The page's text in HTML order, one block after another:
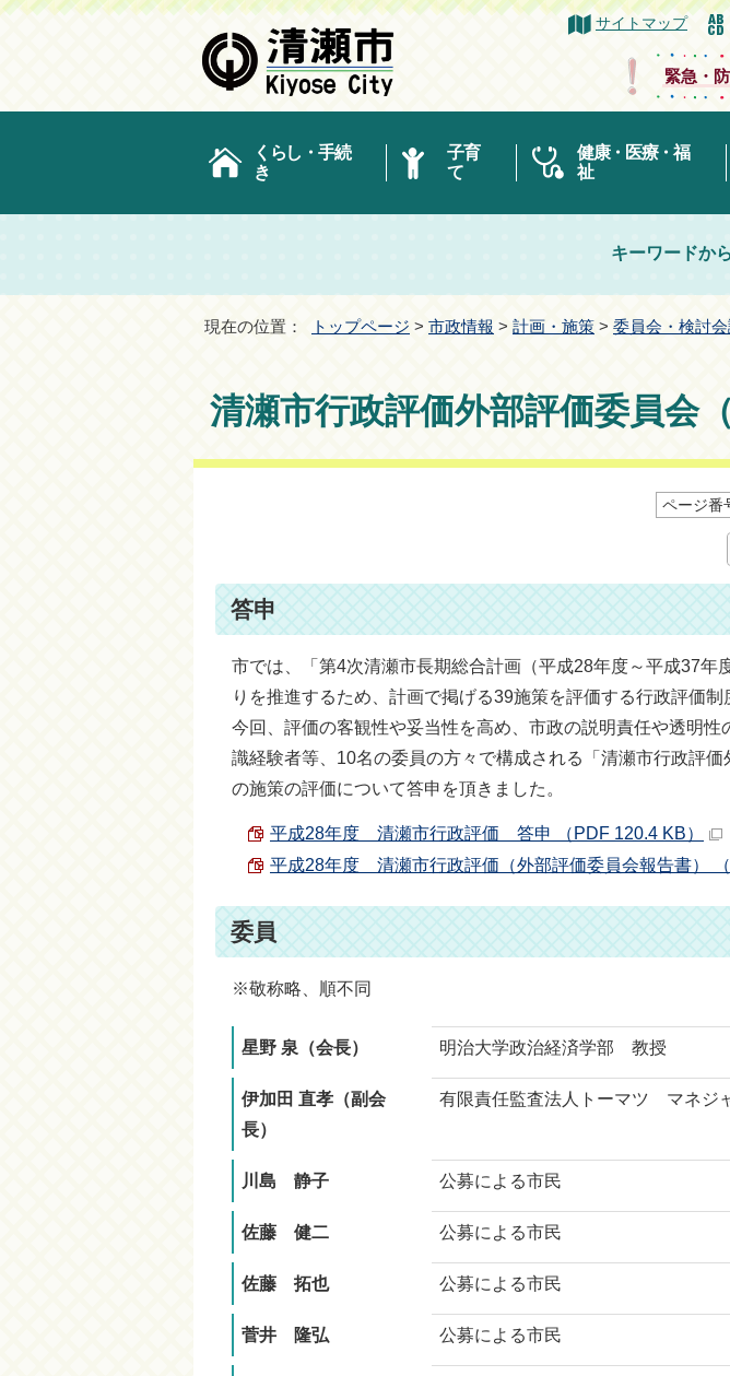
サイトマップ
緊急・
くらし・手続
き
子育
て
健康・医療・福
祉
キーワードか
現在の位置： トップページ > 市政情報 > 計画・施策 > 委員会・検討
清瀬市行政評価外部評価委員会
ページ番
答申
市では、「第4次清瀬市長期総合計画（平成28年度～平成37年
りを推進するため、計画で掲げる39施策を評価する行政評価制
今回、評価の客観性や妥当性を高め、市政の説明責任や透明性
識経験者等、10名の委員の方々で構成される「清瀬市行政評
の施策の評価について答申を頂きました。
平成28年度 清瀬市行政評価 答申 （PDF 120.4 KB）
平成28年度 清瀬市行政評価（外部評価委員会報告書） （
委員
※敬称略、順不同
星野 泉（会長） 明治大学政治経済学部 教授
伊加田 直孝（副会
長）
有限責任監査法人トーマツ マネジ
川島 静子 公募による市民
佐藤 健二 公募による市民
佐藤 拓也 公募による市民
菅井 隆弘 公募による市民